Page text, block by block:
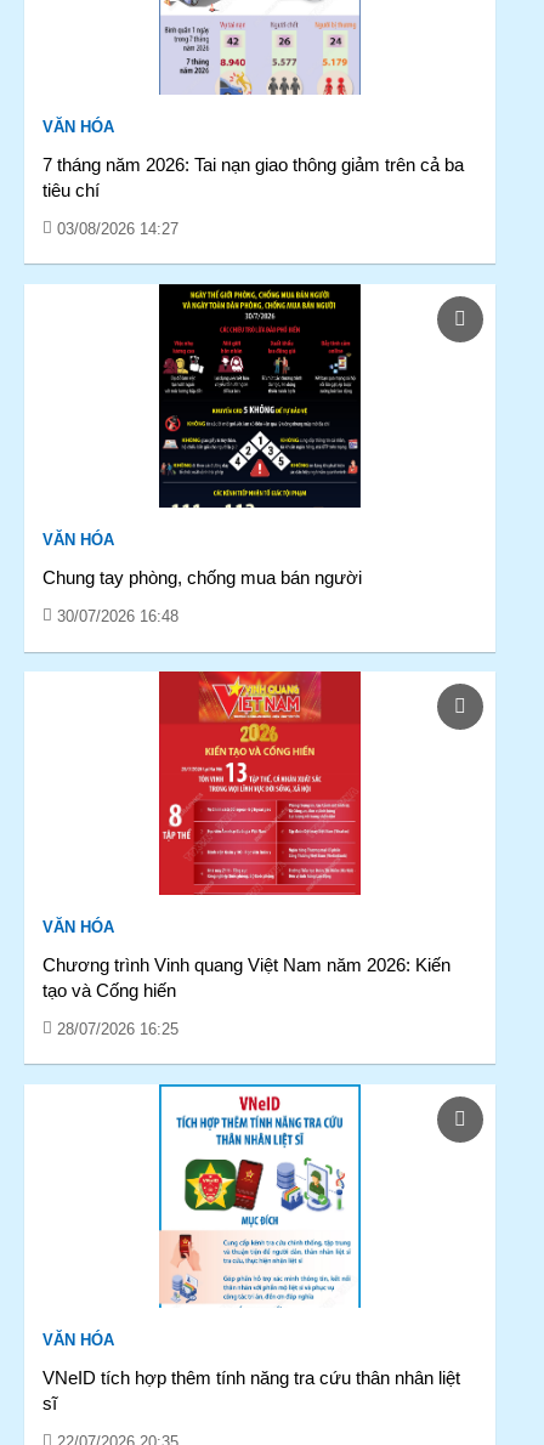
VĂN HÓA
7 tháng năm 2026: Tai nạn giao thông giảm trên cả ba
tiêu chí
03/08/2026 14:27
VĂN HÓA
Chung tay phòng, chống mua bán người
30/07/2026 16:48
VĂN HÓA
Chương trình Vinh quang Việt Nam năm 2026: Kiến
tạo và Cống hiến
28/07/2026 16:25
VĂN HÓA
VNeID tích hợp thêm tính năng tra cứu thân nhân liệt
sĩ